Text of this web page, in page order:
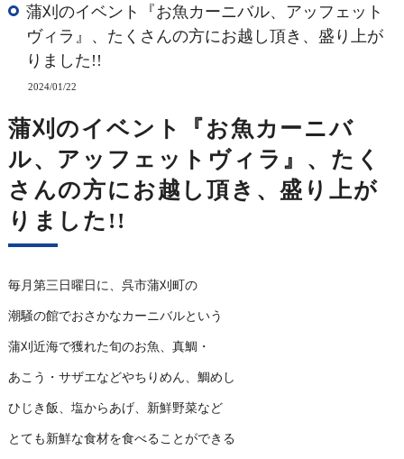
蒲刈のイベント『お魚カーニバル、アッフェット
ヴィラ』、たくさんの方にお越し頂き、盛り上が
りました!!
2024/01/22
蒲刈のイベント『お魚カーニバ
ル、アッフェットヴィラ』、たく
さんの方にお越し頂き、盛り上が
りました!!
毎月第三日曜日に、呉市蒲刈町の
潮騒の館でおさかなカーニバルという
蒲刈近海で獲れた旬のお魚、真鯛・
あこう・サザエなどやちりめん、鯛めし
ひじき飯、塩からあげ、新鮮野菜など
とても新鮮な食材を食べることができる